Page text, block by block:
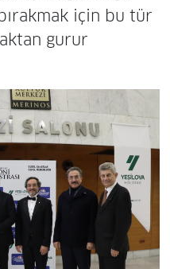
için bu tür
gurur